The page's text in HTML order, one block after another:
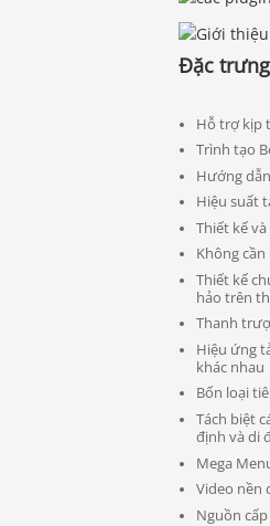
Đặc trưng
Hỗ trợ kịp
Trình tạo
Hướng
Hiệu suất
Thiết kế
Không
Thiết kế
hảo trên
Thanh
Hiệu ứng
khác nhau
Bốn loại
Tách biệt
định và di
Mega
Video nền
Nguồn